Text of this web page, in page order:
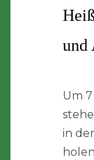
und
Um
in